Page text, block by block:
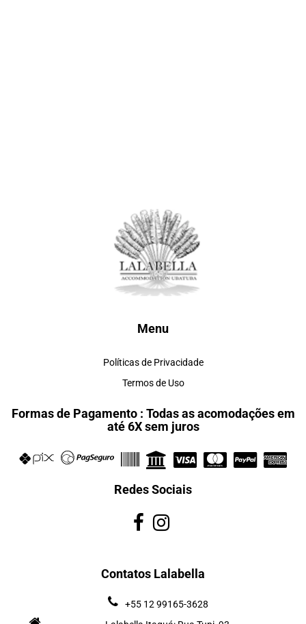
Menu
Políticas de Privacidade
Termos de Uso
Formas de Pagamento : Todas as acomodações em
até 6X sem juros
Redes Sociais
Contatos Lalabella
+55 12 99165-3628